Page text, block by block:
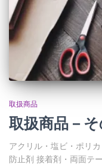
取扱商品
取扱商品－
アクリル・塩ビ・ポリ
防止剤 接着剤・両面テ